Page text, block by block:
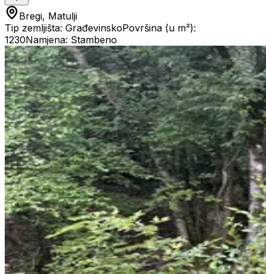
Bregi, Matulji
Tip zemljišta: GrađevinskoPovršina (u m²):
1230Namjena: Stambeno